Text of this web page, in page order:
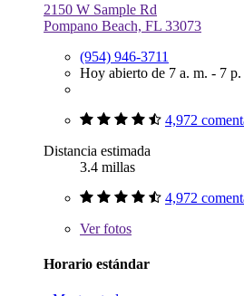
2150 W Sample Rd
Pompano Beach, FL 33073
(954) 946-3711
Hoy abierto de 7 a. m. - 7 p.
4,972
Distancia estimada
3.4 millas
4,972
Verfotos
Horario estándar